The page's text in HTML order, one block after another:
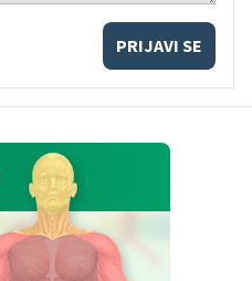
PRIJAVI SE